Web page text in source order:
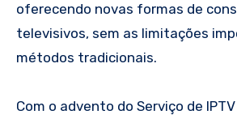
oferecendo novas formas de
televisivos, sem as limitações
métodos tradicionais.
Com o advento do Serviço de